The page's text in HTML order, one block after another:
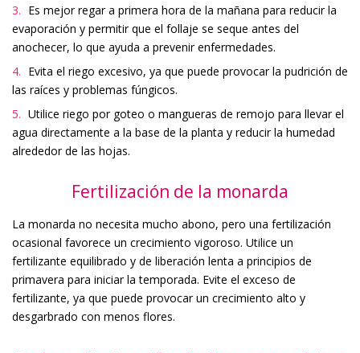
Es mejor regar a primera hora de la mañana para reducir la
evaporación y permitir que el follaje se seque antes del
anochecer, lo que ayuda a prevenir enfermedades.
Evita el riego excesivo, ya que puede provocar la pudrición de
las raíces y problemas fúngicos.
Utilice riego por goteo o mangueras de remojo para llevar el
agua directamente a la base de la planta y reducir la humedad
alrededor de las hojas.
Fertilización de la monarda
La monarda no necesita mucho abono, pero una fertilización
ocasional favorece un crecimiento vigoroso. Utilice un
fertilizante equilibrado y de liberación lenta a principios de
primavera para iniciar la temporada. Evite el exceso de
fertilizante, ya que puede provocar un crecimiento alto y
desgarbrado con menos flores.